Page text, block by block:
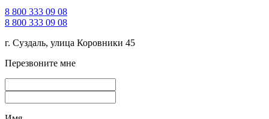
8 800 333 09 08
8 800 333 09 08
г. Суздаль, улица Коровники 45
Перезвоните мне